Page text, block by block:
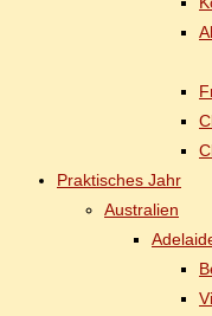
Prak­ti­sches Jahr
Aus­tra­li­en